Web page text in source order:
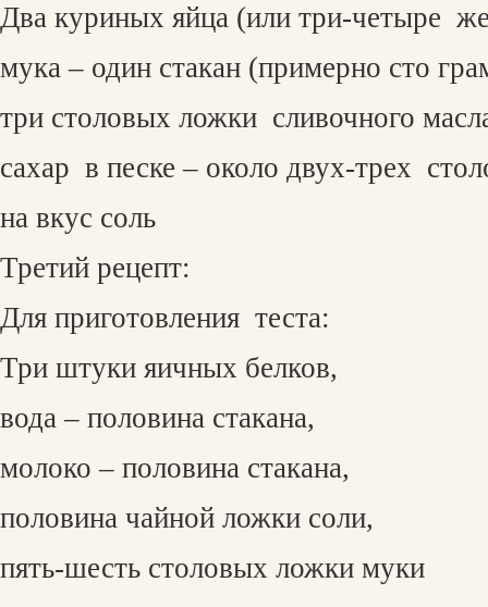
Два куриных яйца (или три-четыре
мука – один стакан (примерно сто
три столовых ложки сливочного
сахар в песке – около двух-трех
на вкус соль
Третий рецепт:
Для приготовления теста:
Три штуки яичных белков,
вода – половина стакана,
молоко – половина стакана,
половина чайной ложки соли,
пять-шесть столовых ложки муки